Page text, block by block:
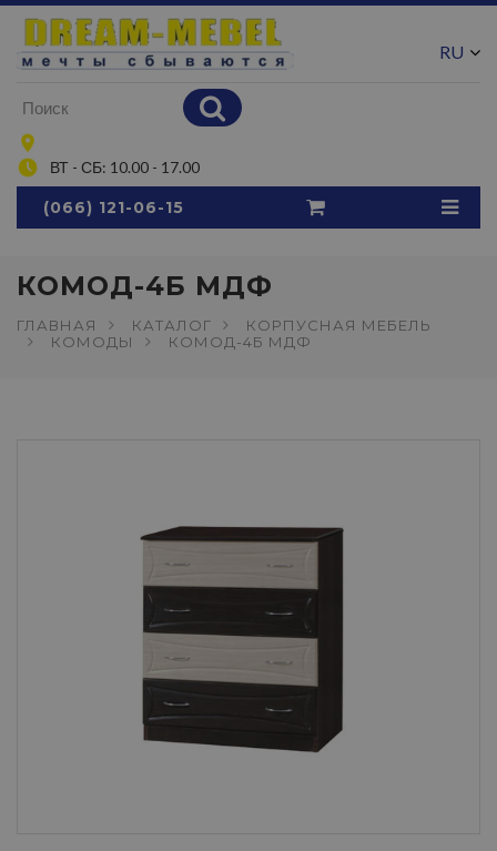
ВТ - СБ: 10.00 - 17.00
RU
(066) 121-06-15
КОМОД-4Б МДФ
ГЛАВНАЯ КАТАЛОГ
КОРПУСНАЯ МЕБЕЛЬ
КОМОДЫ
КОМОД-4Б МДФ